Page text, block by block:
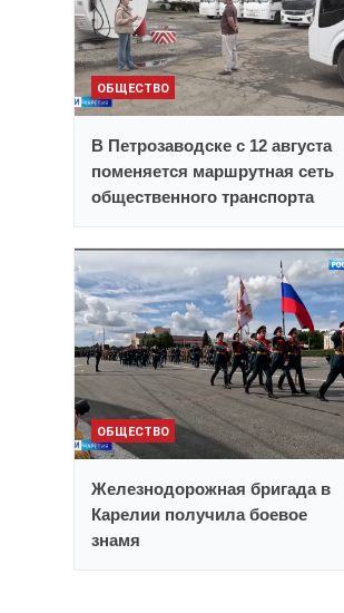
ОБЩЕСТВО
В Петрозаводске с 12 августа
поменяется маршрутная сеть
общественного транспорта
ОБЩЕСТВО
Железнодорожная бригада в
Карелии получила боевое
знамя